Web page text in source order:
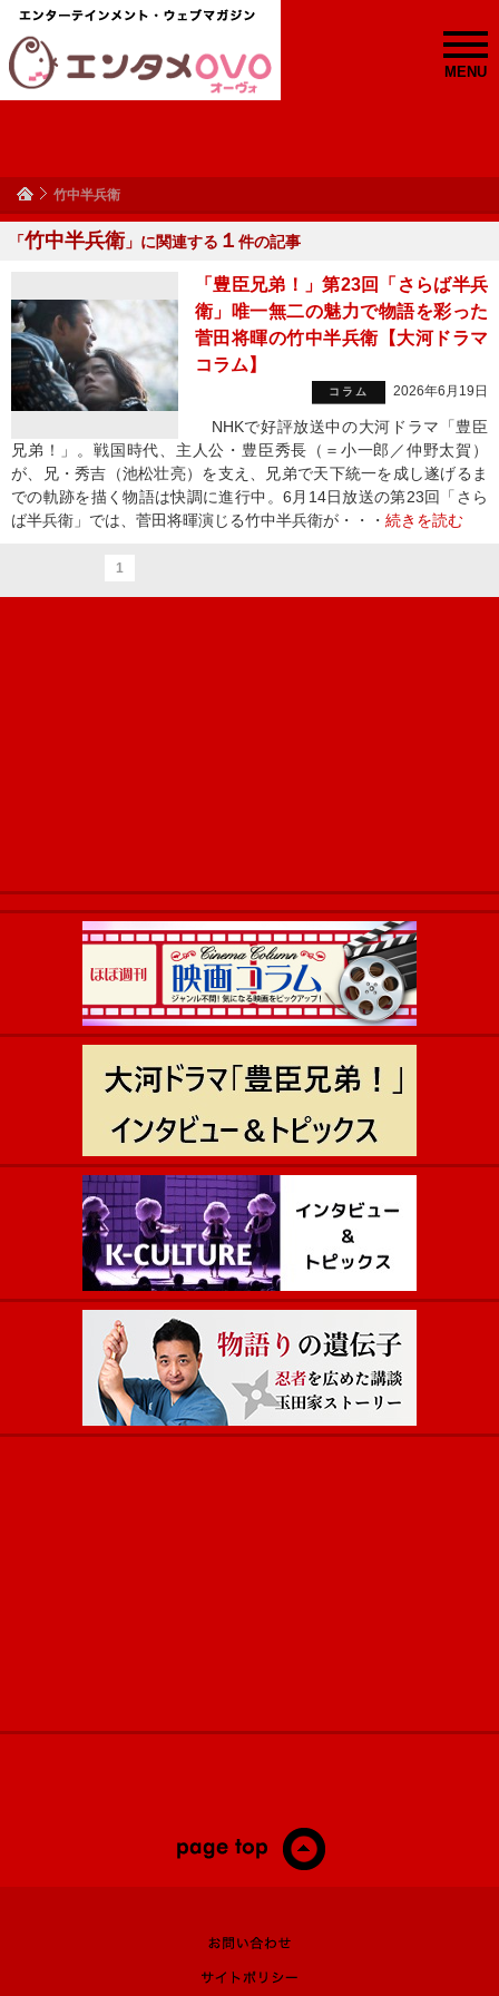
MENU
竹中半兵衛
「竹中半兵衛」に関連する １ 件の記事
「豊臣兄弟！」第23回「さらば半兵
衛」唯一無二の魅力で物語を彩った
菅田将暉の竹中半兵衛【大河ドラマ
コラム】
コラム 2026年6月19日
NHKで好評放送中の大河ドラマ「豊臣
兄弟！」。戦国時代、主人公・豊臣秀長（＝小一郎／仲野太賀）
が、兄・秀吉（池松壮亮）を支え、兄弟で天下統一を成し遂げるま
での軌跡を描く物語は快調に進行中。6月14日放送の第23回「さら
ば半兵衛」では、菅田将暉演じる竹中半兵衛が・・・ 続きを読む
1